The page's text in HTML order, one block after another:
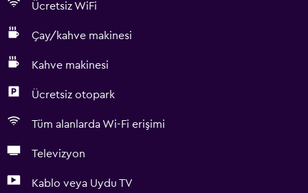
Ücretsiz WiFi
Çay/kahve makinesi
Kahve makinesi
Ücretsiz otopark
Tüm alanlarda Wi-Fi erişimi
Televizyon
Kablo veya Uydu TV